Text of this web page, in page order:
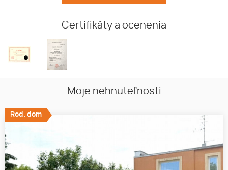
Certifikáty a ocenenia
Moje nehnuteľnosti
Rod. dom